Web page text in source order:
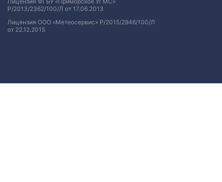
Р/2013/2362/100/Л от 17.06.2013
Лицензия ООО «Метеосервис» Р/2015/2946/100/Л
от 22.12.2015